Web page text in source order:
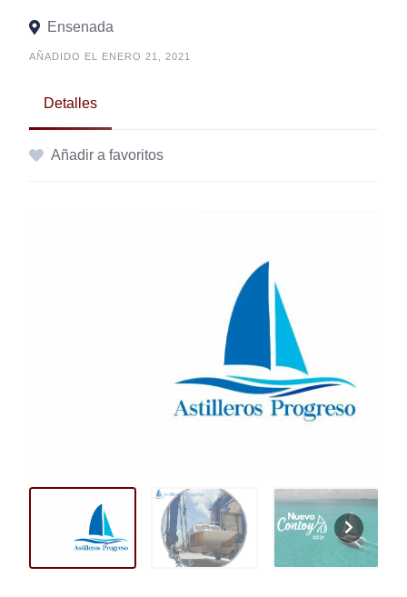
Ensenada
AÑADIDO EL ENERO 21, 2021
Detalles
Añadir a favoritos